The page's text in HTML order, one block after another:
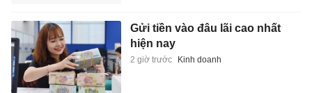
Gửi tiền vào đâu lãi cao nhất
hiện nay
2 giờ trước Kinh doanh